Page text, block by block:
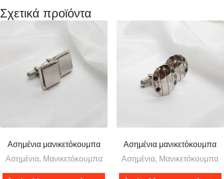
Σχετικά προϊόντα
Ασημένια μανικετόκουμπα
Ασημένια, Μανικετόκουμπα
Ασημένια μανικετόκουμπα
Ασημένια, Μανικετόκουμπα